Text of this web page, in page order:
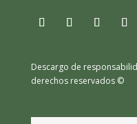
Descargo de
derechos reservados ©